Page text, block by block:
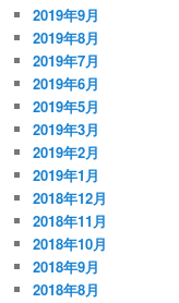
2019年9月
2019年8月
2019年7月
2019年6月
2019年5月
2019年3月
2019年2月
2019年1月
2018年12月
2018年11月
2018年10月
2018年9月
2018年8月